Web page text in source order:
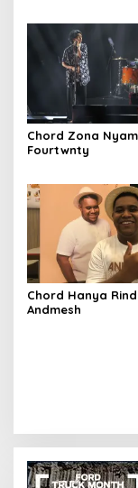
Chord Zona
Fourtwnty
Chord Hanya
Andmesh